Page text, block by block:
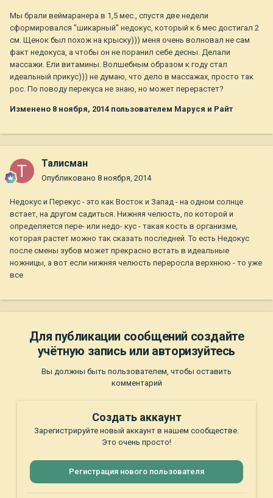
Мы брали веймаранера в 1,5 мес., спустя две недели
сформировался "шикарный" недокус, который к 6 мес достигал 2
см. Щенок был похож на крыску))) меня очень волновал не сам
факт недокуса, а чтобы он не поранил себе десны. Делали
массажи. Ели витамины. Волшебным образом к году стал
идеальный прикус))) не думаю, что дело в массажах, просто так
рос. По поводу перекуса не знаю, но может перерастет?
Изменено 8 ноября, 2014 пользователем Маруся и Райт
Талисман
Опубликовано 8 ноября, 2014
Недокус и Перекус - это как Восток и Запад - на одном солнце
встает, на другом садиться. Нижняя челюсть, по которой и
определяется пере- или недо- кус - такая кость в организме,
которая растет можно так сказать последней. То есть Недокус
после смены зубов может прекрасно встать в идеальные
ножницы, а вот если нижняя челюсть переросла верхнюю - то уже
все
Для публикации сообщений создайте
учётную запись или авторизуйтесь
Вы должны быть пользователем, чтобы оставить
комментарий
Создать аккаунт
Зарегистрируйте новый аккаунт в нашем сообществе.
Это очень просто!
Регистрация нового пользователя